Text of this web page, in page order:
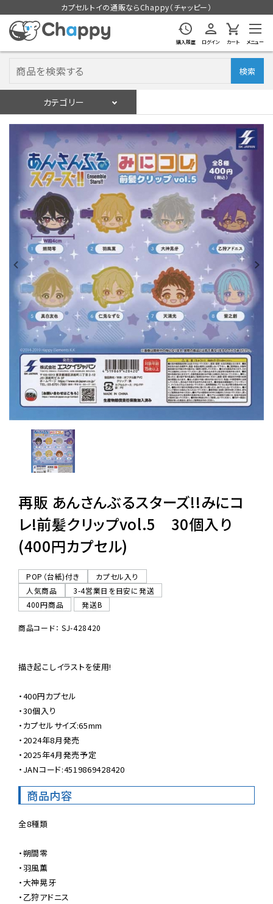
カプセルトイの通販ならChappy（チャッピー）
購入履歴 ログイン カート メニュー
検索
カテゴリー
ログイン 会員登録
入荷スケジュールをチェック
カプセルトイマシン本体
カプセルトイ
販促用空カプセル
レンタル
景品・玩具・文具
販促用カプセルトイ
よくあるご質問
06-6282-7659
再販 あんさんぶるスターズ!!みにコ
レ!前髪クリップvol.5 30個入り
(400円カプセル)
POP（台紙)付き
カプセル入り
人気商品
3-4営業日を目安に発送
400円商品
発送B
商品コード： SJ-428420
描き起こしイラストを使用!
・400円カプセル
・30個入り
・カプセルサイズ:65mm
・2024年8月発売
・2025年4月発売予定
・JANコード:4519869428420
商品内容
全8種類
・朔間零
・羽風薫
・大神晃牙
・乙狩アドニス